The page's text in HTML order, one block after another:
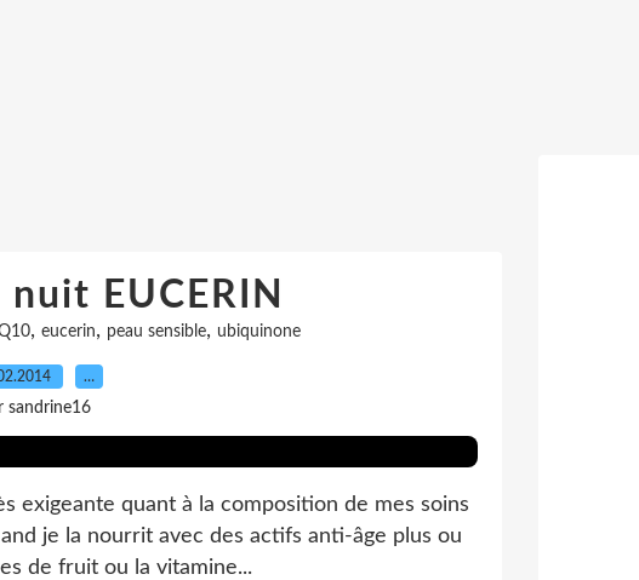
EUCERIN
, eucerin, peau sensible, ubiquinone
…
sandrine16
exigeante quant à la composition de mes soins
je la nourrit avec des actifs anti-âge plus ou
de fruit ou la vitamine...